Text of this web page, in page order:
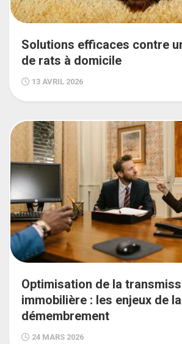
Solutions efficaces contre
de rats à domicile
13 AVRIL 2026
Optimisation de la
immobilière : les enjeux de
démembrement
24 MARS 2026